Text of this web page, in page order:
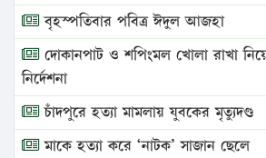
বৃহস্পতিবার পবিত্র ঈদুল আজহা
দোকানপাট ও শপিংমল খোলা রাখা নিয়ে
নির্দেশনা
চাঁদপুরে হত্যা মামলায় যুবকের মৃত্যুদণ্ড
মাকে হত্যা করে ‘নাটক’ সাজান ছেলে